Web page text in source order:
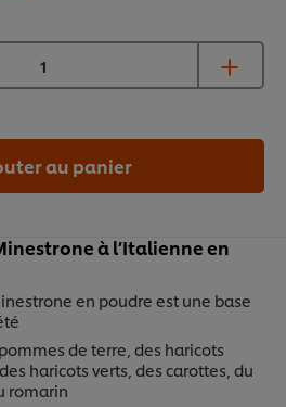
au panier
à l’Italienne en
en poudre est une base
de terre, des haricots
haricots verts, des carottes, du
romarin